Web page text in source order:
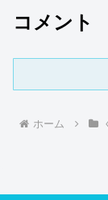
コメント
ホーム